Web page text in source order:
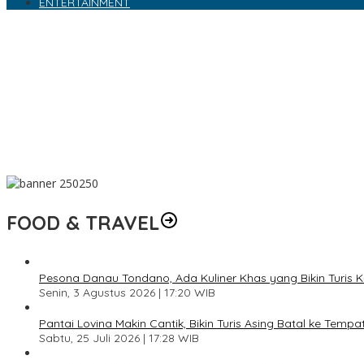
FOOD & TRAVEL
Pesona Danau Tondano, Ada Kuliner Khas yang Bikin Turis
Senin, 3 Agustus 2026 | 17:20 WIB
Pantai Lovina Makin Cantik, Bikin Turis Asing Batal ke
Sabtu, 25 Juli 2026 | 17:28 WIB